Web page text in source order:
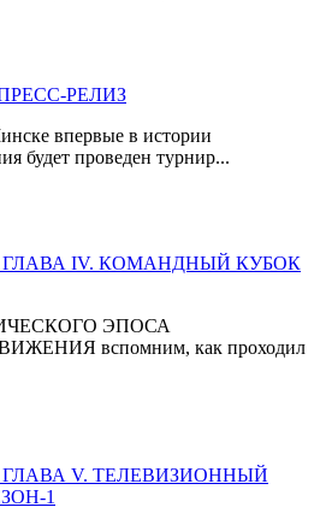
ПРЕСС-РЕЛИЗ
впервые в истории
будет проведен турнир...
IV. КОМАНДНЫЙ КУБОК
ЭПОСА
вспомним, как проходил
V. ТЕЛЕВИЗИОННЫЙ
1